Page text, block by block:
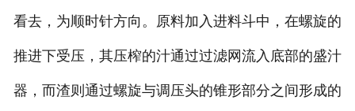
看去，为顺时针方向。原料加入进料斗中，在螺旋的
推进下受压，其压榨的汁通过过滤网流入底部的盛汁
器，而渣则通过螺旋与调压头的锥形部分之间形成的